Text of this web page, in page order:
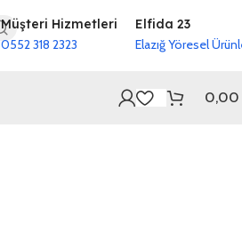
Müşteri Hizmetleri
0552 318 2323
Elfida 23
Elazığ Yöresel
0,00